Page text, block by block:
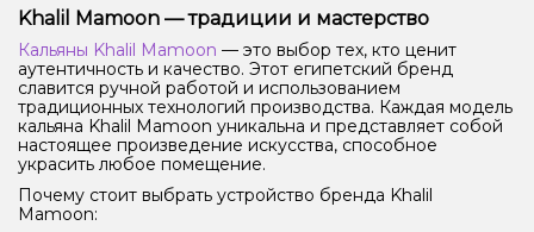
Khalil Mamoon — традиции и мастерство
Кальяны Khalil Mamoon — это выбор тех, кто ценит
аутентичность и качество. Этот египетский бренд
славится ручной работой и использованием
традиционных технологий производства. Каждая модель
кальяна Khalil Mamoon уникальна и представляет собой
настоящее произведение искусства, способное
украсить любое помещение.
Почему стоит выбрать устройство бренда Khalil
Mamoon: